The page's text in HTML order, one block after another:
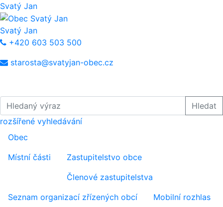
Svatý Jan
Svatý Jan
+420 603 503 500
starosta@svatyjan-obec.cz
Hledaný výraz
Hledat
rozšířené vyhledávání
Obec
Místní části
Zastupitelstvo obce
Členové zastupitelstva
Seznam organizací zřízených obcí
Mobilní rozhlas